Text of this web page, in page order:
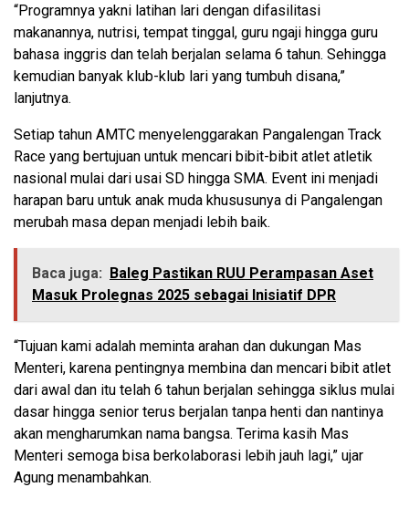
“Programnya yakni latihan lari dengan difasilitasi
makanannya, nutrisi, tempat tinggal, guru ngaji hingga guru
bahasa inggris dan telah berjalan selama 6 tahun. Sehingga
kemudian banyak klub-klub lari yang tumbuh disana,”
lanjutnya.
Setiap tahun AMTC menyelenggarakan Pangalengan Track
Race yang bertujuan untuk mencari bibit-bibit atlet atletik
nasional mulai dari usai SD hingga SMA. Event ini menjadi
harapan baru untuk anak muda khususunya di Pangalengan
merubah masa depan menjadi lebih baik.
Baca juga: Baleg Pastikan RUU Perampasan Aset
Masuk Prolegnas 2025 sebagai Inisiatif DPR
“Tujuan kami adalah meminta arahan dan dukungan Mas
Menteri, karena pentingnya membina dan mencari bibit atlet
dari awal dan itu telah 6 tahun berjalan sehingga siklus mulai
dasar hingga senior terus berjalan tanpa henti dan nantinya
akan mengharumkan nama bangsa. Terima kasih Mas
Menteri semoga bisa berkolaborasi lebih jauh lagi,” ujar
Agung menambahkan.